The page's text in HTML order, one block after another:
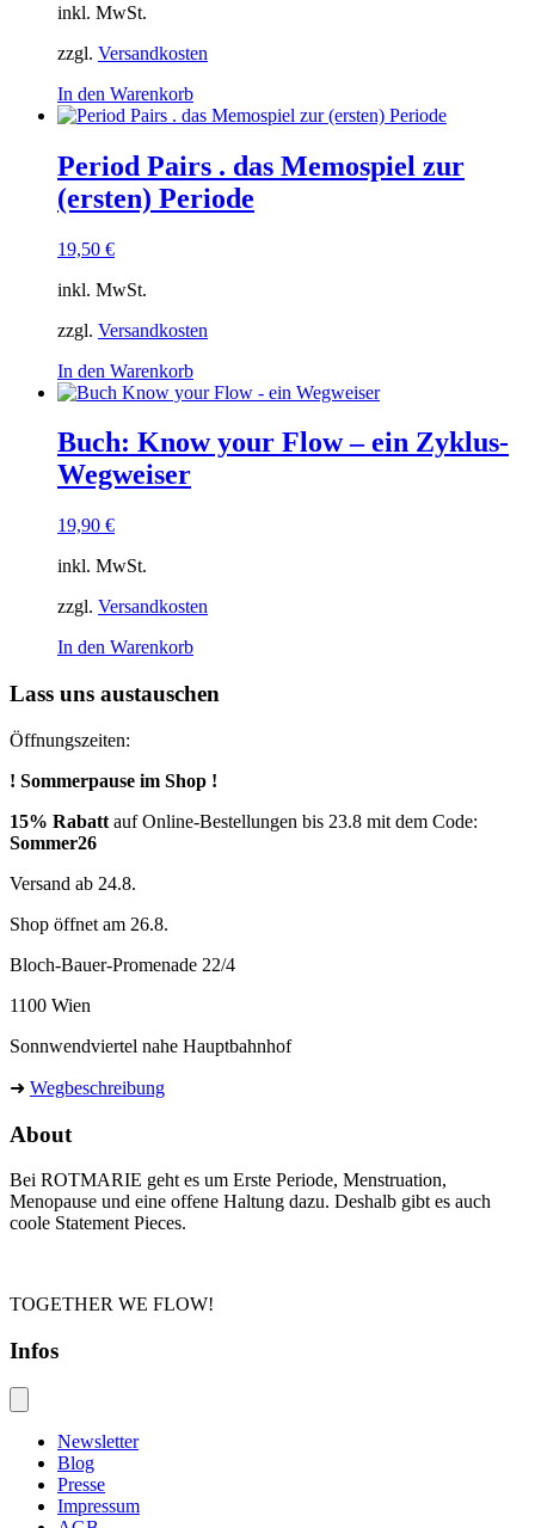
inkl. MwSt.
zzgl. Versandkosten
In den Warenkorb
Period Pairs . das Memospiel zur
(ersten) Periode
19,50 €
inkl. MwSt.
zzgl. Versandkosten
In den Warenkorb
Buch: Know your Flow – ein Zyklus-
Wegweiser
19,90 €
inkl. MwSt.
zzgl. Versandkosten
In den Warenkorb
Lass uns austauschen
Öffnungszeiten:
! Sommerpause im Shop !
15% Rabatt auf Online-Bestellungen bis 23.8 mit dem Code:
Sommer26
Versand ab 24.8.
Shop öffnet am 26.8.
Bloch-Bauer-Promenade 22/4
1100 Wien
Sonnwendviertel nahe Hauptbahnhof
➜ Wegbeschreibung
About
Bei ROTMARIE geht es um Erste Periode, Menstruation,
Menopause und eine offene Haltung dazu. Deshalb gibt es auch
coole Statement Pieces.
TOGETHER WE FLOW!
Infos
Newsletter
Blog
Presse
Impressum